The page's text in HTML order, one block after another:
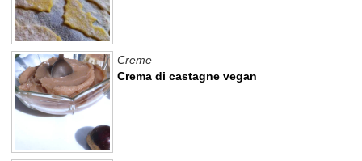
Crema di castagne vegan
Creme